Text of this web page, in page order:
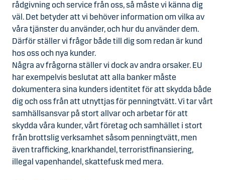
rådgivning och service från oss, så måste vi känna dig
väl. Det betyder att vi behöver information om vilka av
våra tjänster du använder, och hur du använder dem.
Därför ställer vi frågor både till dig som redan är kund
hos oss och nya kunder.
Några av frågorna ställer vi dock av andra orsaker. EU
har exempelvis beslutat att alla banker måste
dokumentera sina kunders identitet för att skydda både
dig och oss från att utnyttjas för penningtvätt. Vi tar vårt
samhällsansvar på stort allvar och arbetar för att
skydda våra kunder, vårt företag och samhället i stort
från brottslig verksamhet såsom penningtvätt, men
även trafficking, knarkhandel, terroristfinansiering,
illegal vapenhandel, skattefusk med mera.